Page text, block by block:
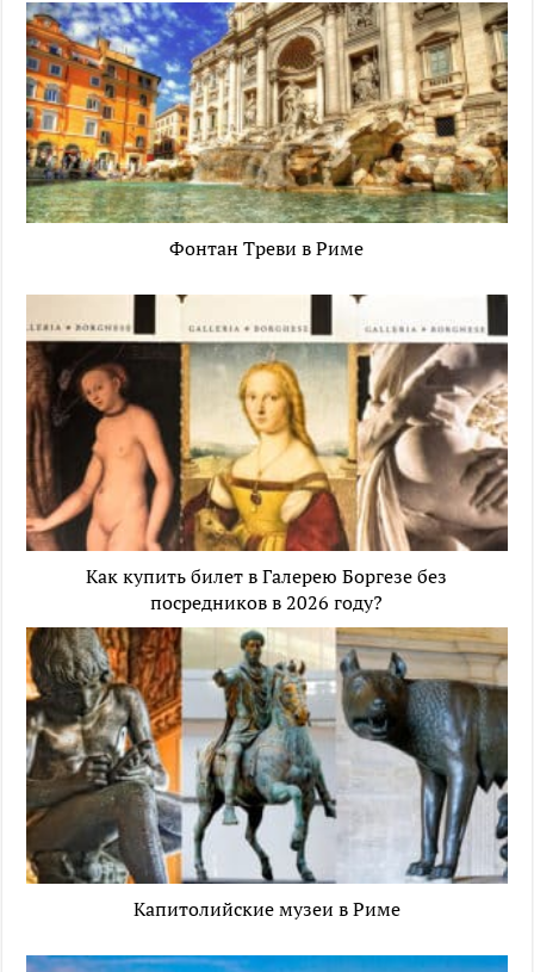
Фонтан Треви в Риме
Как купить билет в Галерею Боргезе без
посредников в 2026 году?
Капитолийские музеи в Риме